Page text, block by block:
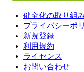
健全化の取り組
プライバシーポ
新規登録
利用規約
ライセンス
お問い合わせ